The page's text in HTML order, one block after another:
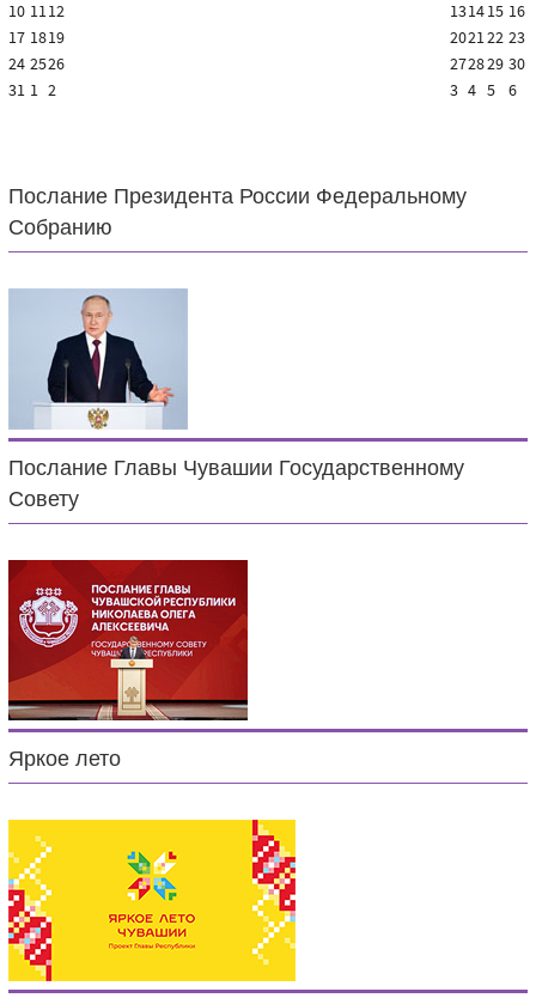
10 1112 131415 16
17 1819 202122 23
24 2526 272829 30
31 1 2 3 4 5 6
Послание Президента России Федеральному
Собранию
Послание Главы Чувашии Государственному
Совету
Яркое лето